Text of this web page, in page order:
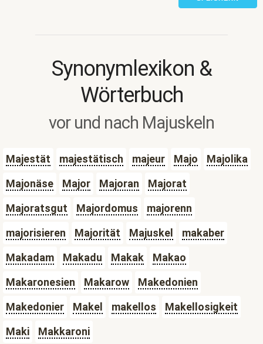
Synonymlexikon &
Wörterbuch
vor und nach Majuskeln
Majestät majestätisch majeur Majo
Majolika
Majonäse
Major Majoran
Majorat
Majoratsgut
Majordomus
majorenn
majorisieren
Majorität Majuskel
makaber
Makadam
Makadu Makak
Makao
Makaronesien
Makarow
Makedonien
Makedonier
Makel makellos
Makellosigkeit
Maki
Makkaroni